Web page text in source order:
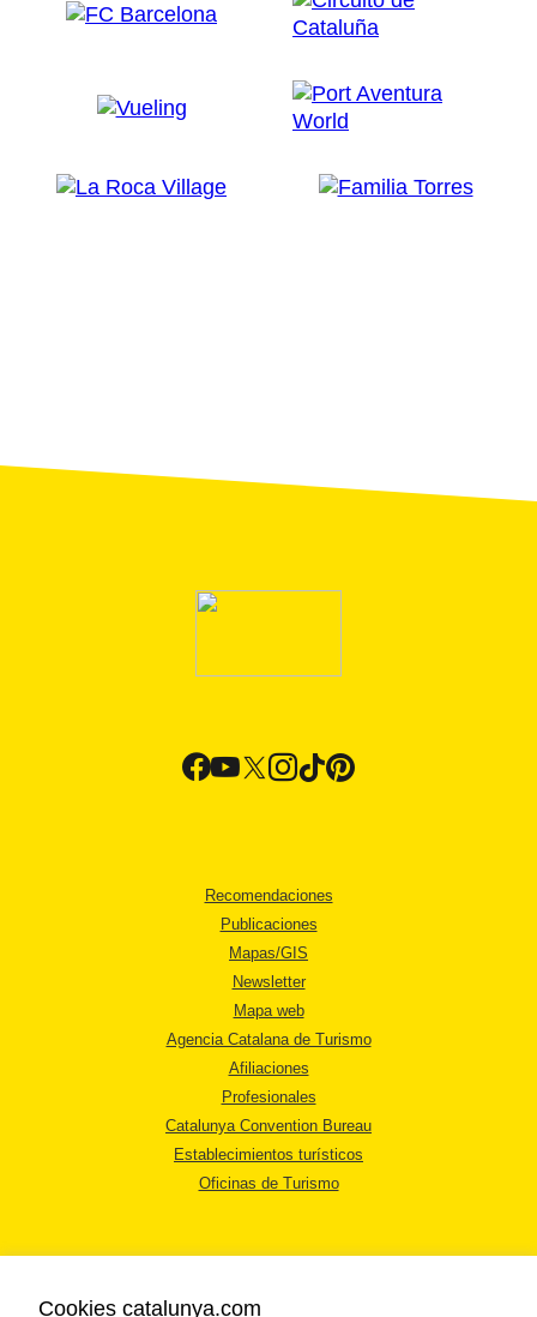
Recomendaciones
Publicaciones
Mapas/GIS
Newsletter
Mapa web
Agencia Catalana de Turismo
Afiliaciones
Profesionales
Catalunya Convention Bureau
Establecimientos turísticos
Oficinas de Turismo
Cookies catalunya.com